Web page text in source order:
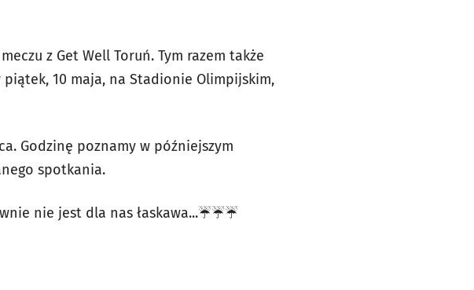
z Get Well Toruń. Tym razem także
10 maja, na Stadionie Olimpijskim,
Godzinę poznamy w późniejszym
spotkania.
nie jest dla nas łaskawa...☔️☔️☔️